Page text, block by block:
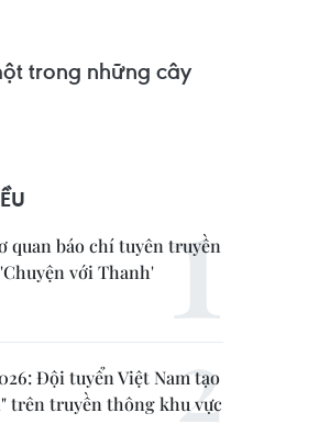
trong những cây
quan báo chí tuyên truyền
với Thanh'
Đội tuyển Việt Nam tạo
trên truyền thông khu vực